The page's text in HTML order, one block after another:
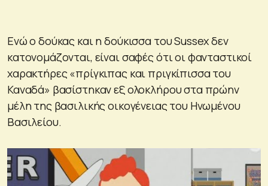
Ενώ ο δούκας και η δούκισσα του Sussex δεν
κατονομάζονται, είναι σαφές ότι οι φανταστικοί
χαρακτήρες «πρίγκιπας και πριγκίπισσα του
Καναδά» βασίστηκαν εξ ολοκλήρου στα πρώην
μέλη της βασιλικής οικογένειας του Ηνωμένου
Βασιλείου.